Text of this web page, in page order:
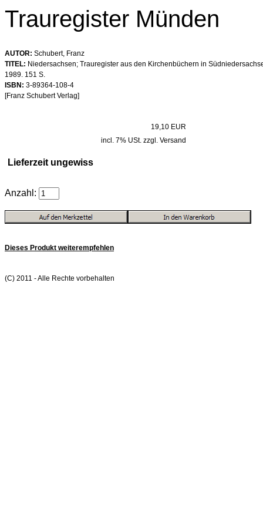
Trauregister Münden
AUTOR: Schubert, Franz
TITEL: Niedersachsen; Trauregister aus den Kirchenbüchern in
1989. 151 S.
ISBN: 3-89364-108-4
[Franz Schubert Verlag]
19,10 EUR
incl. 7% USt. zzgl. Versand
Lieferzeit ungewiss
Anzahl:
Dieses Produkt weiterempfehlen
(C) 2011 - Alle Rechte vorbehalten